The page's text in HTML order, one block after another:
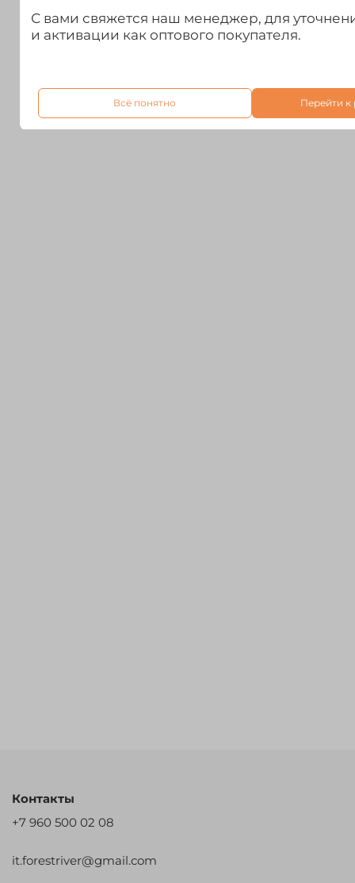
Контакты
+7 960 500 02 08
it.forestriver@gmail.com
С вами свяжется наш менеджер, для
и активации как оптового покупателя.
Всё понятно Перейти к